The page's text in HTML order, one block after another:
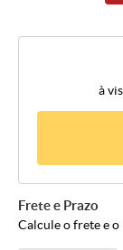
à
Frete e Prazo
Calcule o frete e o